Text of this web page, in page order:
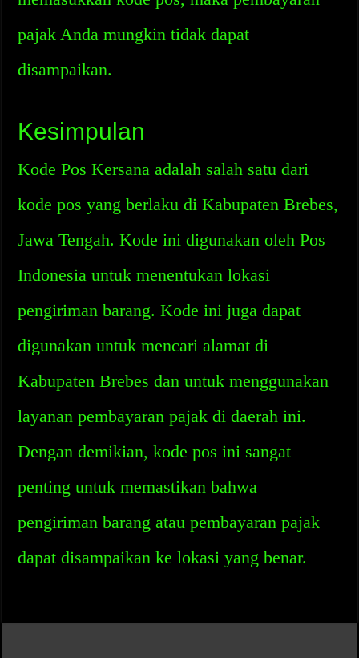
pajak Anda mungkin tidak dapat
disampaikan.
Kesimpulan
Kode Pos Kersana adalah salah satu dari
kode pos yang berlaku di Kabupaten Brebes,
Jawa Tengah. Kode ini digunakan oleh Pos
Indonesia untuk menentukan lokasi
pengiriman barang. Kode ini juga dapat
digunakan untuk mencari alamat di
Kabupaten Brebes dan untuk menggunakan
layanan pembayaran pajak di daerah ini.
Dengan demikian, kode pos ini sangat
penting untuk memastikan bahwa
pengiriman barang atau pembayaran pajak
dapat disampaikan ke lokasi yang benar.